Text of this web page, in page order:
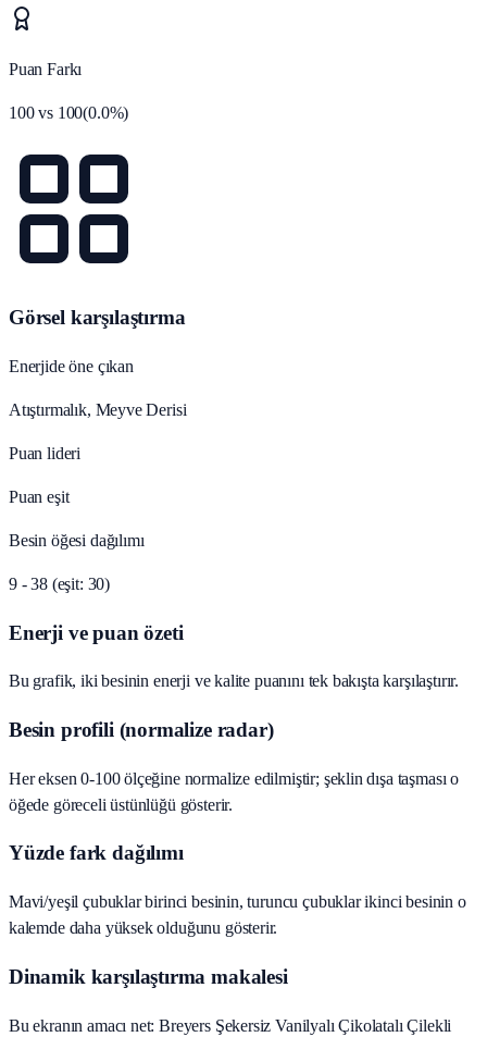
Puan Farkı
100vs 100(0.0%)
Görsel karşılaştırma
Enerjide öne çıkan
Atıştırmalık, Meyve Derisi
Puan lideri
Puan eşit
Besin öğesi dağılımı
9 - 38 (eşit: 30)
Enerji ve puan özeti
Bu grafik, iki besinin enerji ve kalite puanını tek bakışta karşılaştırır.
Besin profili (normalize radar)
Her eksen 0-100 ölçeğine normalize edilmiştir; şeklin dışa taşması o
öğede göreceli üstünlüğü gösterir.
Yüzde fark dağılımı
Mavi/yeşil çubuklar birinci besinin, turuncu çubuklar ikinci besinin o
kalemde daha yüksek olduğunu gösterir.
Dinamik karşılaştırma makalesi
Bu ekranın amacı net: Breyers Şekersiz Vanilyalı Çikolatalı Çilekli